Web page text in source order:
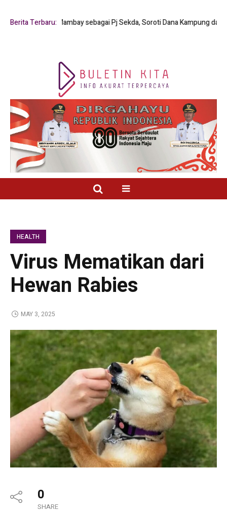
Berita Terbaru:
Y. Mambay sebagai Pj Sekda, Soroti Dana Kampung dan Pelayanan
HEALTH
Virus Mematikan dari
Hewan Rabies
MAY 3, 2025
0
SHARE